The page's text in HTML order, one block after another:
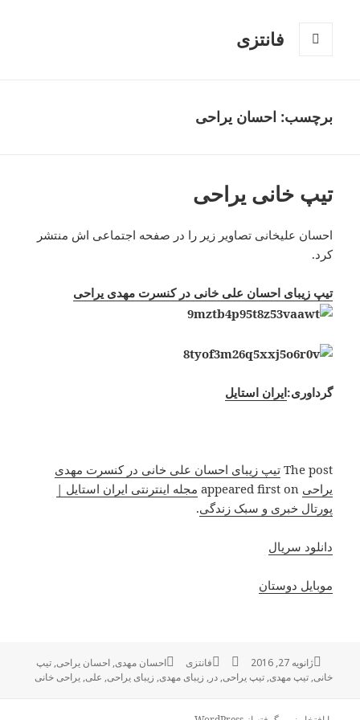
فانتزی
برچسب: احسان یراحی
تیپ خانی یراحی
احسان علیخانی تصاویر زیر را در صفحه اجتماعی اش منتشر
کرد.
تیپ زیبای احسان علی خانی در کنسرت مهدی یراحی
گرداوری:ایران استایل
The post تیپ زیبای احسان علی خانی در کنسرت مهدی
یراحی appeared first on
مجله اینترنتی ایران استایل |
پورتال خبری و سبک زندگی.
دانلود سریال
موبایل دوستان
ارسال
شده
ژانویه 27, 2016 نویسندهدسته‌ها
فانتزی برچسب‌ها
احسان مهدی,احسان یراحی,تیپ
خانی,تیپ مهدی,تیپ یراحی,در, زیبای مهدی, زیبای یراحی, علی,یراحی خانی